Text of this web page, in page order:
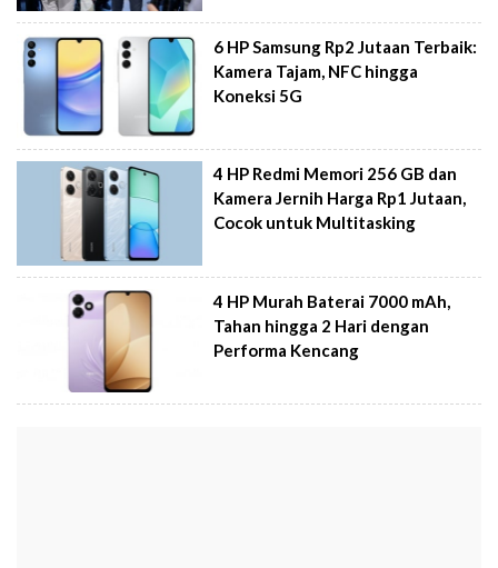
6 HP Samsung Rp2 Jutaan Terbaik:
Kamera Tajam, NFC hingga
Koneksi 5G
4 HP Redmi Memori 256 GB dan
Kamera Jernih Harga Rp1 Jutaan,
Cocok untuk Multitasking
4 HP Murah Baterai 7000 mAh,
Tahan hingga 2 Hari dengan
Performa Kencang